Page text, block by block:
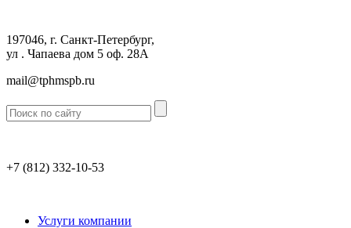
197046, г. Санкт-Петербург,
ул . Чапаева дом 5 оф. 28А
mail@tphmspb.ru
+7 (812) 332-10-53
Услуги компании